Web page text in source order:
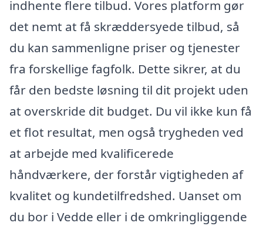
indhente flere tilbud. Vores platform gør
det nemt at få skræddersyede tilbud, så
du kan sammenligne priser og tjenester
fra forskellige fagfolk. Dette sikrer, at du
får den bedste løsning til dit projekt uden
at overskride dit budget. Du vil ikke kun få
et flot resultat, men også trygheden ved
at arbejde med kvalificerede
håndværkere, der forstår vigtigheden af
kvalitet og kundetilfredshed. Uanset om
du bor i Vedde eller i de omkringliggende